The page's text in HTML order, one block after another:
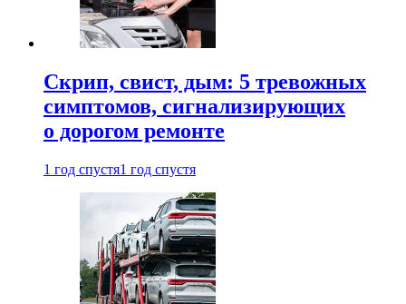
Скрип, свист, дым: 5 тревожных
симптомов, сигнализирующих
о дорогом ремонте
1 год спустя1 год спустя